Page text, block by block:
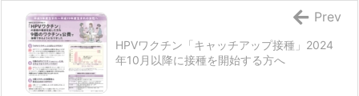
HPVワクチン「キャッチアップ接種」2024
年10月以降に接種を開始する方へ
Prev